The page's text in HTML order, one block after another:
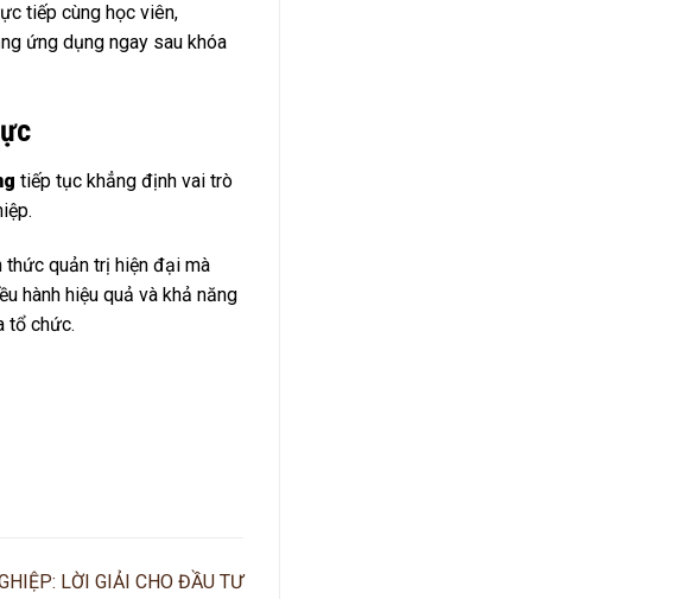
tiếp cùng học viên,
ứng dụng ngay sau khóa
tiếp tục khẳng định vai trò
thức quản trị hiện đại mà
hành hiệu quả và khả năng
tổ chức.
LỜI GIẢI CHO ĐẦU TƯ